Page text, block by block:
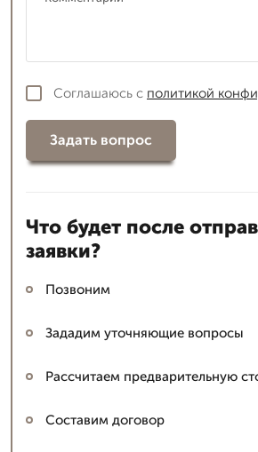
Соглашаюсь с политикой
Задать вопрос
Что будет после
заявки?
Позвоним
Зададим уточняющие вопросы
Рассчитаем предварительную
Составим договор